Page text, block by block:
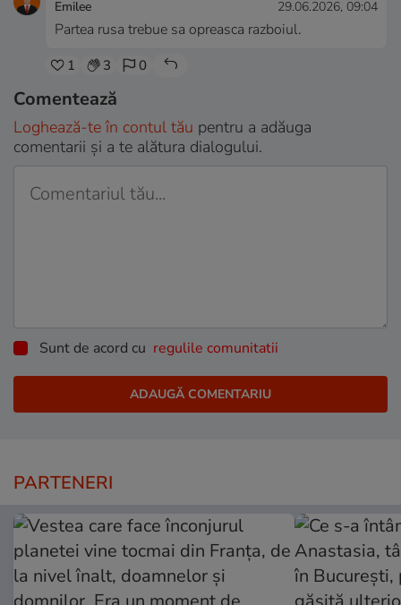
Emilee 29.06.2026, 09:04
Partea rusa trebue sa opreasca razboiul.
1 3 0
Comentează
Loghează-te în contul tău pentru a adăuga
comentarii și a te alătura dialogului.
Sunt de acord cu regulile comunitatii
PARTENERI